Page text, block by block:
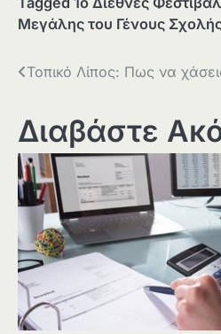
Μεγάλης του Γένους
Πλοήγηση
Τοπικό Λίπος: Πως να
Διαβάστε